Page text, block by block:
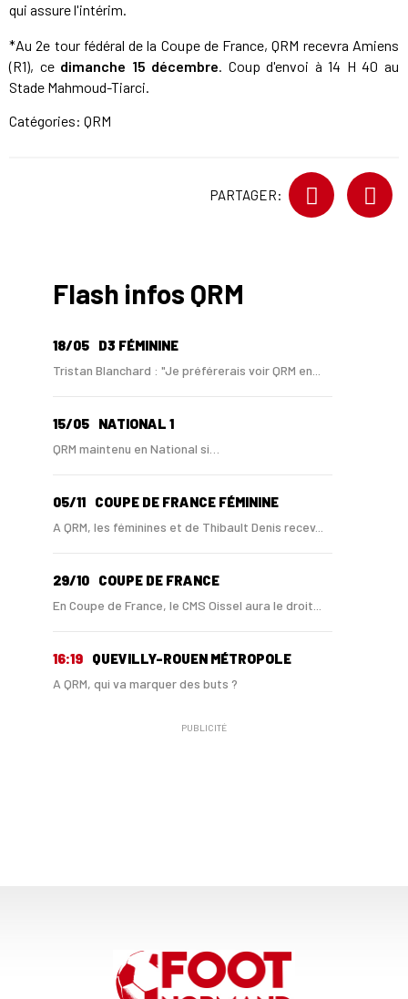
qui assure l'intérim.
*Au 2e tour fédéral de la Coupe de France, QRM recevra Amiens
(R1), ce dimanche 15 décembre. Coup d'envoi à 14 H 40 au
Stade Mahmoud-Tiarci.
Catégories: QRM
PARTAGER:
Flash infos QRM
18/05 D3 FÉMININE
Tristan Blanchard : "Je préférerais voir QRM en...
15/05 NATIONAL 1
QRM maintenu en National si…
05/11 COUPE DE FRANCE FÉMININE
A QRM, les féminines et de Thibault Denis recev...
29/10 COUPE DE FRANCE
En Coupe de France, le CMS Oissel aura le droit...
16:19 QUEVILLY-ROUEN MÉTROPOLE
A QRM, qui va marquer des buts ?
QRM - MERCATO
PUBLICITÉ